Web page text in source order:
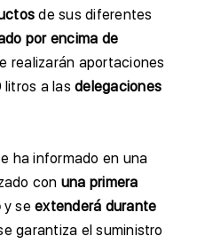
de sus diferentes
por encima de
realizarán aportaciones
litros a las delegaciones
ha informado en una
con una primera
y se extenderá durante
garantiza el suministro